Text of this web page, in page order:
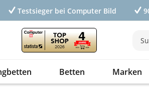
Testsieger bei Computer Bild
Betten Marken